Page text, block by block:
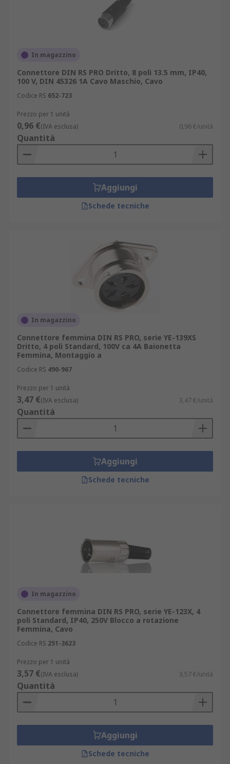
In magazzino
Connettore DIN RS PRO Dritto, 8 poli 13.5 mm, IP40,
100 V, DIN 45326 1A Cavo Maschio, Cavo
Codice RS 652-723
Prezzo per 1 unità
0,96 €(IVA esclusa) 0,96 €/unità
Quantità
Aggiungi
Schede tecniche
In magazzino
Connettore femmina DIN RS PRO, serie YE-139XS
Dritto, 4 poli Standard, 100V ca 4A Baionetta
Femmina, Montaggio a
Codice RS 490-967
Prezzo per 1 unità
3,47 €(IVA esclusa) 3,47 €/unità
Quantità
Aggiungi
Schede tecniche
In magazzino
Connettore femmina DIN RS PRO, serie YE-123X, 4
poli Standard, IP40, 250V Blocco a rotazione
Femmina, Cavo
Codice RS 251-3623
Prezzo per 1 unità
3,57 €(IVA esclusa) 3,57 €/unità
Quantità
Aggiungi
Schede tecniche